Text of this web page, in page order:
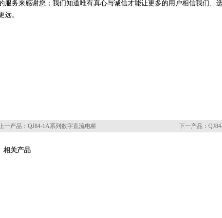
服务来感谢您；我们知道唯有真心与诚信才能让更多的用户相信我们、
远。
一产品： QJ84-1A系列数字直流电桥 下一产品：
相关产品